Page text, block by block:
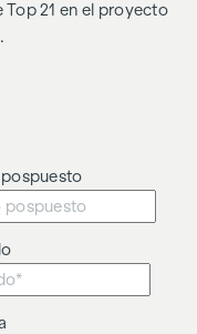
21 en el proyecto